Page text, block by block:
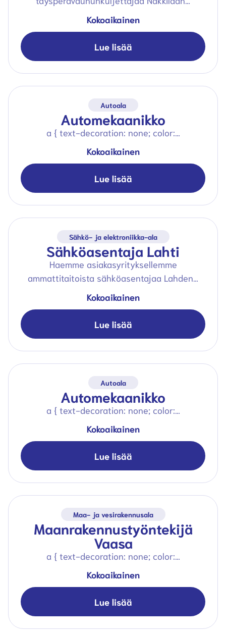
Kokoaikainen
Lue lisää
Autoala
Automekaanikko
a { text-decoration: none; color:…
Kokoaikainen
Lue lisää
Sähkö- ja elektroniikka-ala
Sähköasentaja Lahti
Haemme asiakasyrityksellemme
ammattitaitoista sähköasentajaa Lahden…
Kokoaikainen
Lue lisää
Autoala
Automekaanikko
a { text-decoration: none; color:…
Kokoaikainen
Lue lisää
Maa- ja vesirakennusala
Maanrakennustyöntekijä
Vaasa
a { text-decoration: none; color:…
Kokoaikainen
Lue lisää